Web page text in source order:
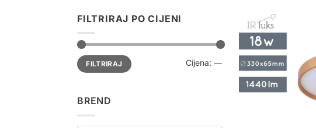
FILTRIRAJ PO CIJENI
Min
cijena
Maks
cijena
FILTRIRAJ Cijena: —
BREND